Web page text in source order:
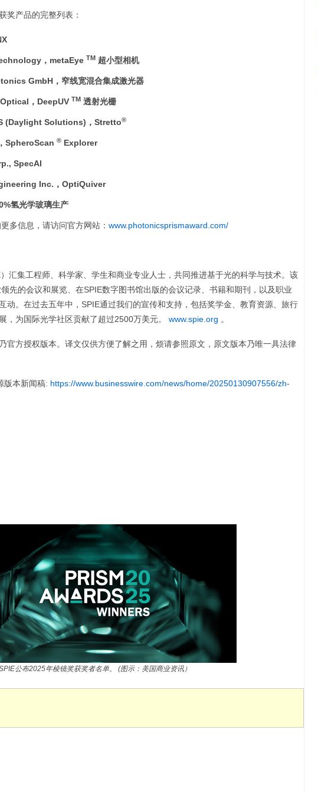
奖产品的完整列表：
，metaEye TM 超小型相机
GmbH ，窄线宽混合集成激光器
，DeepUV TM 透射光栅
(Daylight Solutions)，Stretto®
，SpheroScan ® Explorer
SpecAI
Inc. ，OptiQuiver
氢光学玻璃生产
多信息，请访问官方网站： www.photonicsprismaward.com/
汇集工程师、科学家、学生和商业专业人士，共同推进基于光的科学与技术。该
先的会议和展览、在SPIE数字图书馆出版的会议记录、书籍和期刊，以及职业
动。在过去五年中，SPIE通过我们的宣传和支持，包括奖学金、教育资源、旅行
，为国际光学社区贡献了超过2500万美元。 www.spie.org 。
官方授权版本。译文仅供方便了解之用，烦请参照原文，原文版本乃唯一具法律
版本新闻稿: https://www.businesswire.com/news/home/20250130907556/zh-
公布2025年棱镜奖获奖者名单。 (图示：美国商业资讯）